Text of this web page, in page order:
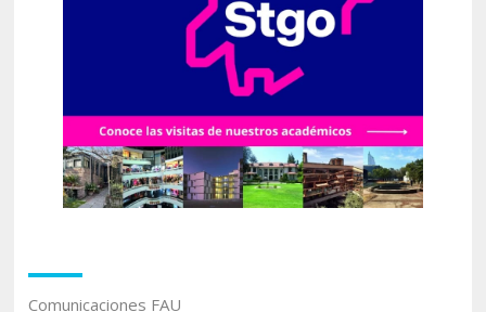
Comunicaciones FAU